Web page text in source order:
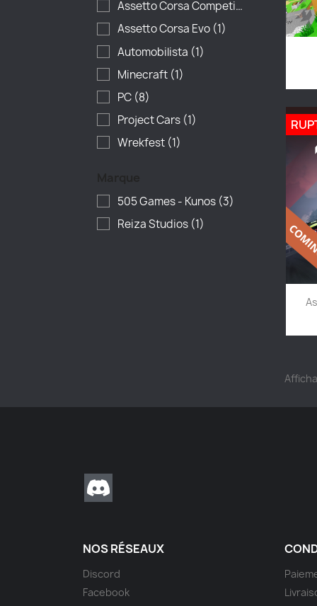
Assetto Corsa Competizione
Assetto Corsa Evo (1)
Automobilista (1)
Minecraft (1)
PC (8)
Project Cars (1)
Wrekfest (1)
505 Games - Kunos (3)
Reiza Studios (1)
NOS RÉSEAUX
Discord
Facebook